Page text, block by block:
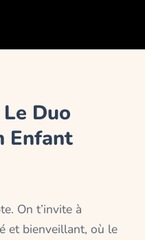
Duo
Enfant
On t’invite à
et bienveillant, où le